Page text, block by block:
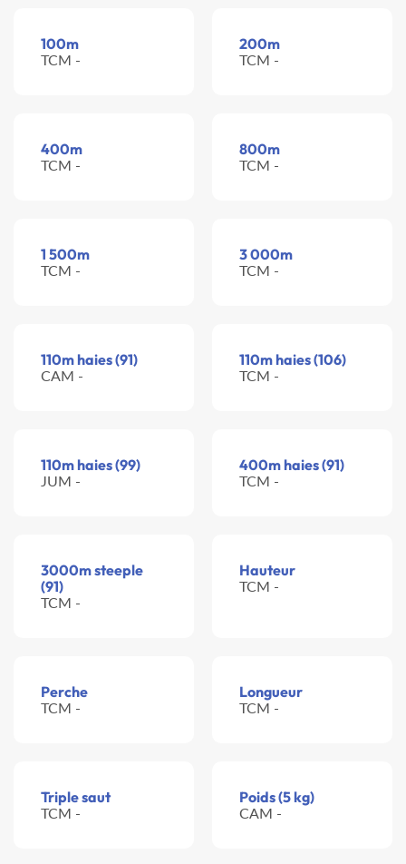
100m
TCM -
200m
TCM -
400m
TCM -
800m
TCM -
1 500m
TCM -
3 000m
TCM -
110m haies (91)
CAM -
110m haies (106)
TCM -
110m haies (99)
JUM -
400m haies (91)
TCM -
3000m steeple
(91)
TCM -
Hauteur
TCM -
Perche
TCM -
Longueur
TCM -
Triple saut
TCM -
Poids (5 kg)
CAM -